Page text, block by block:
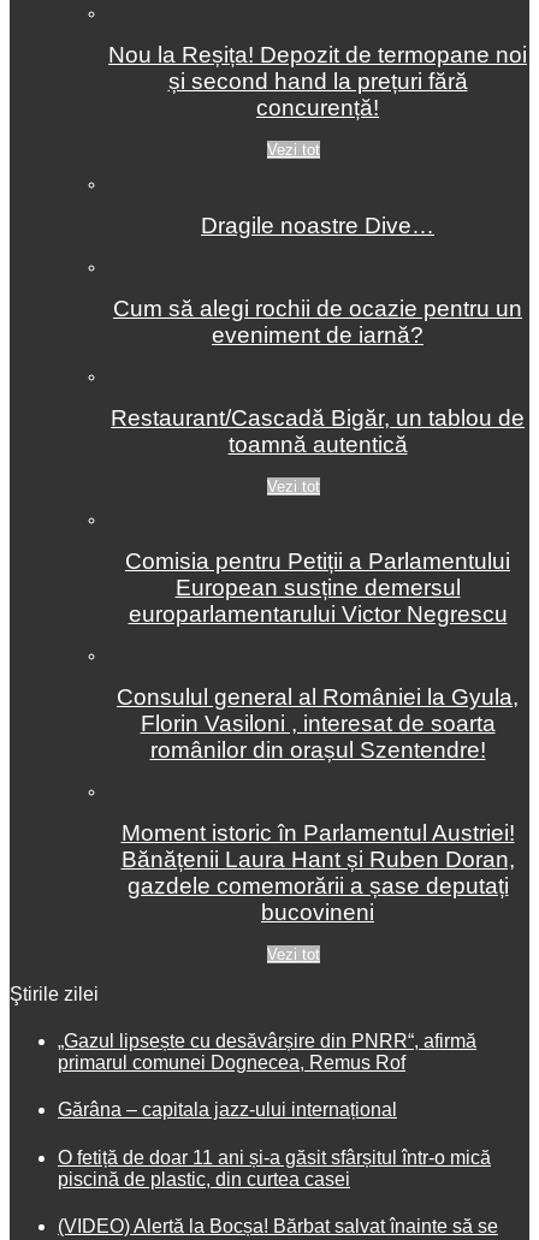
Nou la Reșița! Depozit de termopane noi
și second hand la prețuri fără
concurență!
Vezi tot
Dragile noastre Dive…
Cum să alegi rochii de ocazie pentru un
eveniment de iarnă?
Restaurant/Cascadă Bigăr, un tablou de
toamnă autentică
Vezi tot
Comisia pentru Petiții a Parlamentului
European susține demersul
europarlamentarului Victor Negrescu
Consulul general al României la Gyula,
Florin Vasiloni , interesat de soarta
românilor din orașul Szentendre!
Moment istoric în Parlamentul Austriei!
Bănățenii Laura Hant și Ruben Doran,
gazdele comemorării a șase deputați
bucovineni
Vezi tot
Ştirile zilei
„Gazul lipsește cu desăvârșire din PNRR“, afirmă
primarul comunei Dognecea, Remus Rof
Gărâna – capitala jazz-ului internațional
O fetiță de doar 11 ani și-a găsit sfârșitul într-o mică
piscină de plastic, din curtea casei
(VIDEO) Alertă la Bocșa! Bărbat salvat înainte să se